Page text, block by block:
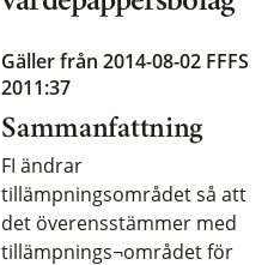
Gäller från 2014-08-02 FFFS
2011:37
Sammanfattning
FI ändrar
tillämpningsområdet så att
det överensstämmer med
tillämpnings¬området för